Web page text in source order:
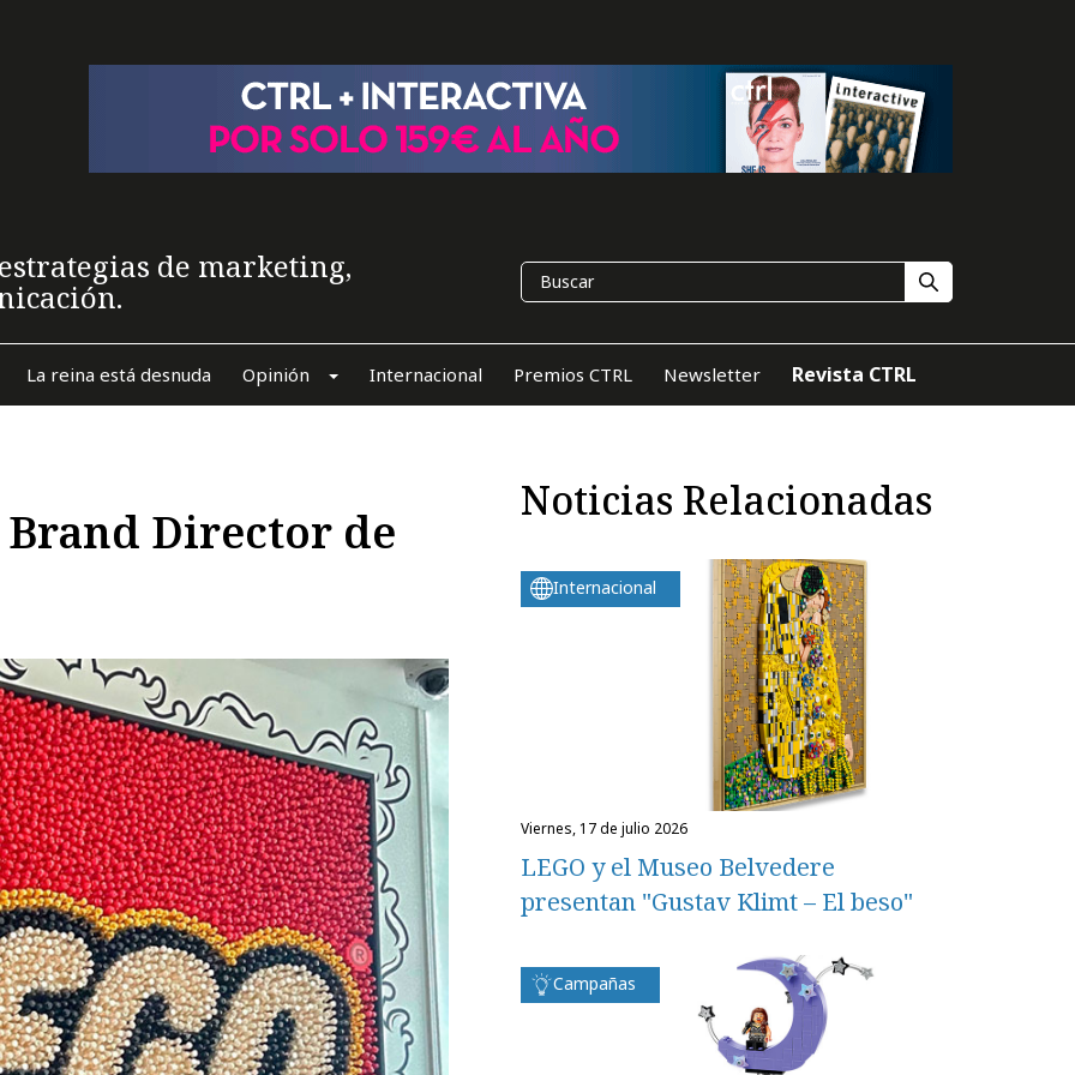
de marketing,
La reina está desnuda Opinión Internacional Premios CTRL Newsletter Revista CTRL
Director de
Noticias Relacionadas
Internacional
viernes, 17 de julio 2026
LEGO y el Museo Belvedere
presentan "Gustav Klimt – El beso"
Campañas